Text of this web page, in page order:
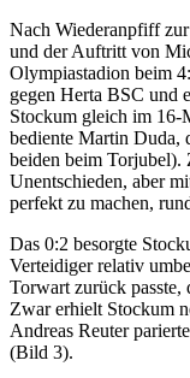
Nach Wiederanpfiff
und der Auftritt von
Olympiastadion beim
gegen Herta BSC und
Stockum gleich im 16-
bediente Martin Duda,
beiden beim
Unentschieden, aber
perfekt zu machen,
Das 0:2 besorgte
Verteidiger relativ
Torwart zurück passte,
Zwar erhielt Stockum
Andreas Reuter
(Bild 3).